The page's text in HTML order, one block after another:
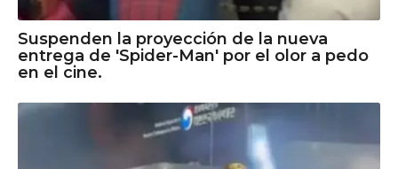
Suspenden la proyección de la nueva
entrega de 'Spider-Man' por el olor a pedo
en el cine.